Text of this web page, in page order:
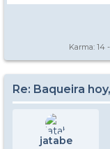
Karma: 14
Re: Baqueira
jatabe